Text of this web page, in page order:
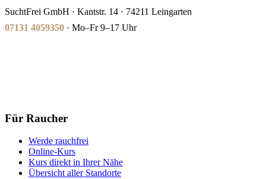
SuchtFrei GmbH · Kantstr. 14 · 74211 Leingarten
07131 4059350 · Mo–Fr 9–17 Uhr
Für Raucher
Werde rauchfrei
Online-Kurs
Kurs direkt in Ihrer Nähe
Übersicht aller Standorte